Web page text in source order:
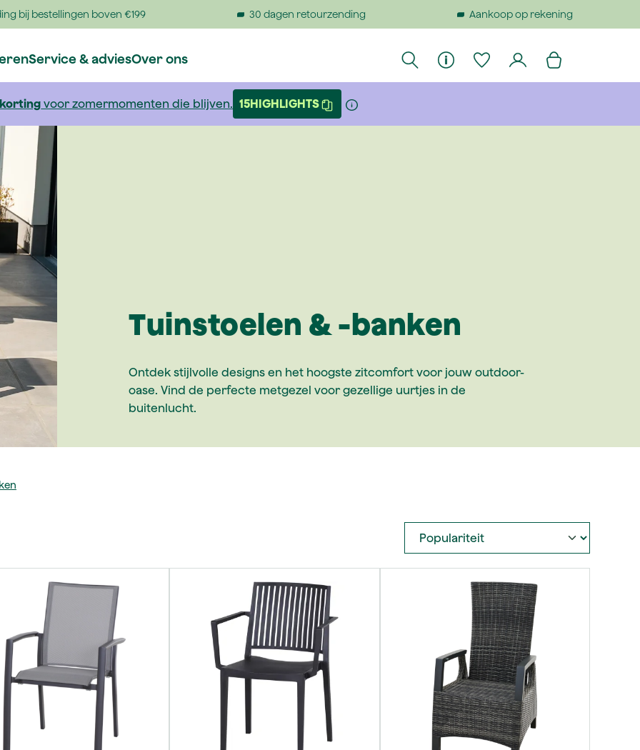
bij bestellingen boven €199 30 dagen retourzending Aankoop op rekening
Service & adviesOver ons
korting voor zomermomenten die blijven. 15HIGHLIGHTS
Tuinstoelen & -banken
Ontdek stijlvolle designs en het hoogste zitcomfort voor jouw outdoor-
oase. Vind de perfecte metgezel voor gezellige uurtjes in de
buitenlucht.